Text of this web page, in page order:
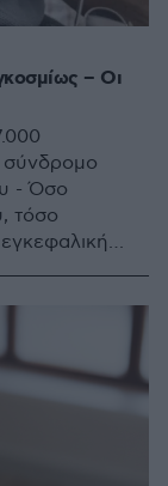
– Οι
σύνδρομο
- Όσο
τόσο